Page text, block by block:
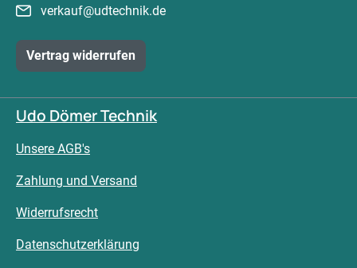
verkauf@udtechnik.de
Vertrag widerrufen
Udo Dömer Technik
Unsere AGB's
Zahlung und Versand
Widerrufsrecht
Datenschutzerklärung